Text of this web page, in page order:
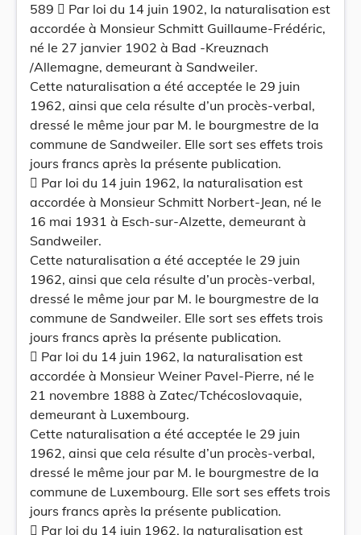
589  Par loi du 14 juin 1902, la naturalisation est
accordée à Monsieur Schmitt Guillaume-Frédéric,
né le 27 janvier 1902 à Bad -Kreuznach
/Allemagne, demeurant à Sandweiler.
Cette naturalisation a été acceptée le 29 juin
1962, ainsi que cela résulte d’un procès-verbal,
dressé le même jour par M. le bourgmestre de la
commune de Sandweiler. Elle sort ses effets trois
jours francs après la présente publication.
 Par loi du 14 juin 1962, la naturalisation est
accordée à Monsieur Schmitt Norbert-Jean, né le
16 mai 1931 à Esch-sur-Alzette, demeurant à
Sandweiler.
Cette naturalisation a été acceptée le 29 juin
1962, ainsi que cela résulte d’un procès-verbal,
dressé le même jour par M. le bourgmestre de la
commune de Sandweiler. Elle sort ses effets trois
jours francs après la présente publication.
 Par loi du 14 juin 1962, la naturalisation est
accordée à Monsieur Weiner Pavel-Pierre, né le
21 novembre 1888 à Zatec/Tchécoslovaquie,
demeurant à Luxembourg.
Cette naturalisation a été acceptée le 29 juin
1962, ainsi que cela résulte d’un procès-verbal,
dressé le même jour par M. le bourgmestre de la
commune de Luxembourg. Elle sort ses effets trois
jours francs après la présente publication.
 Par loi du 14 juin 1962, la naturalisation est